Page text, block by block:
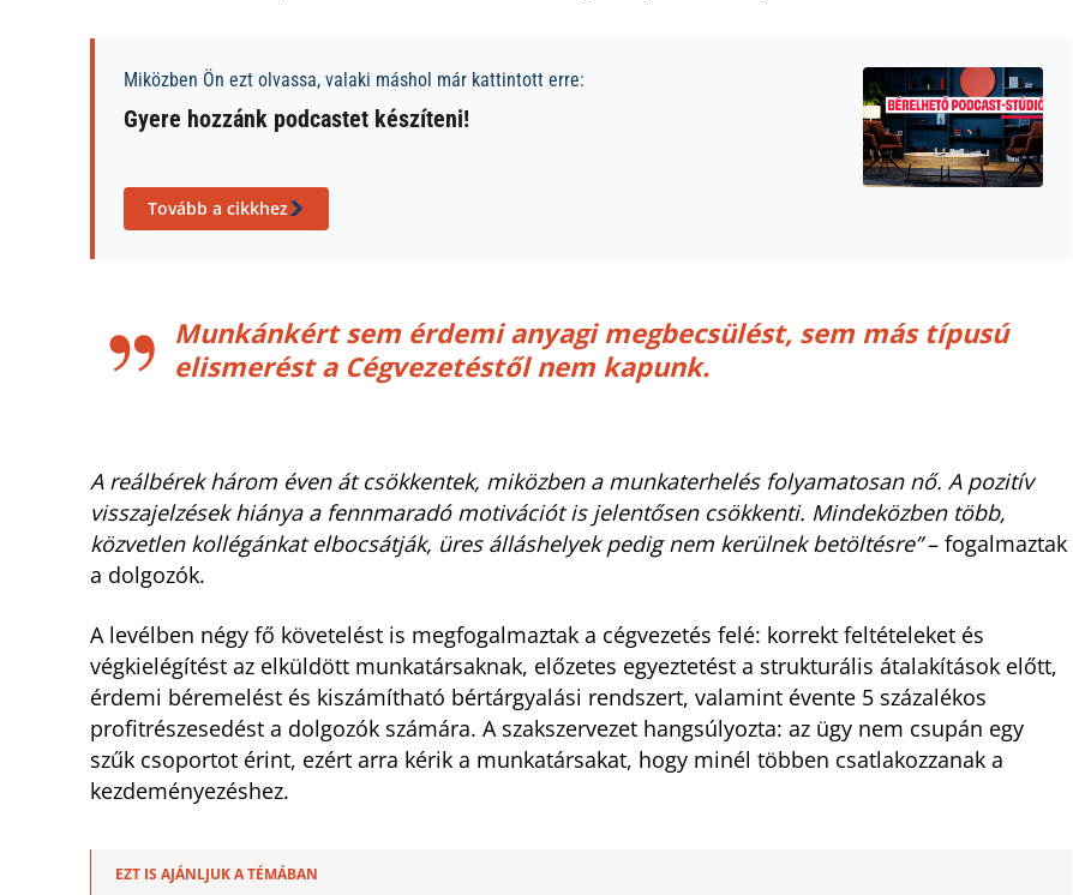
Miközben Ön ezt olvassa, valaki máshol már kattintott erre:
Gyere hozzánk podcastet készíteni!
Tovább a cikkhez
Munkánkért sem érdemi anyagi megbecsülést, sem más típusú
elismerést a Cégvezetéstől nem kapunk.
A reálbérek három éven át csökkentek, miközben a munkaterhelés folyamatosan nő. A pozitív
visszajelzések hiánya a fennmaradó motivációt is jelentősen csökkenti. Mindeközben több,
közvetlen kollégánkat elbocsátják, üres álláshelyek pedig nem kerülnek betöltésre”– fogalmaztak
a dolgozók.
A levélben négy fő követelést is megfogalmaztak a cégvezetés felé: korrekt feltételeket és
végkielégítést az elküldött munkatársaknak, előzetes egyeztetést a strukturális átalakítások előtt,
érdemi béremelést és kiszámítható bértárgyalási rendszert, valamint évente 5 százalékos
profitrészesedést a dolgozók számára. A szakszervezet hangsúlyozta: az ügy nem csupán egy
szűk csoportot érint, ezért arra kérik a munkatársakat, hogy minél többen csatlakozzanak a
kezdeményezéshez.
EZT IS AJÁNLJUK A TÉMÁBAN